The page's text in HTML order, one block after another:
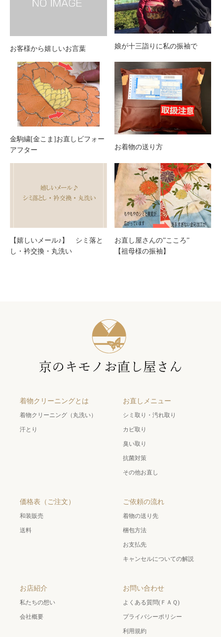
お客様から嬉しいお言葉 娘が十三詣りに私の振袖で
金駒繍[金こま]お直しビフォー
アフター
お着物の送り方
【嬉しいメール♪】 シミ落と
し・衿交換・丸洗い
お直し屋さんの”こころ”
【祖母様の振袖】
着物クリーニングとは
着物クリーニング（丸洗い）
汗とり
お直しメニュー
シミ取り・汚れ取り
カビ取り
臭い取り
抗菌対策
その他お直し
価格表（ご注文）
和装販売
送料
ご依頼の流れ
着物の送り先
梱包方法
お支払先
キャンセルについての解説
お店紹介
私たちの想い
会社概要
お問い合わせ
よくある質問(ＦＡＱ)
プライバシーポリシー
利用規約